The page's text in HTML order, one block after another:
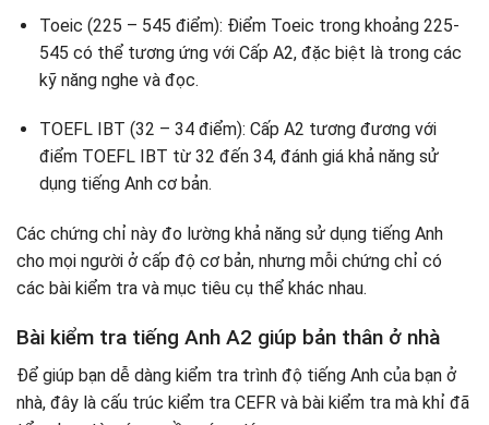
Toeic (225 – 545 điểm): Điểm Toeic trong khoảng 225-
545 có thể tương ứng với Cấp A2, đặc biệt là trong các
kỹ năng nghe và đọc.
TOEFL IBT (32 – 34 điểm): Cấp A2 tương đương với
điểm TOEFL IBT từ 32 đến 34, đánh giá khả năng sử
dụng tiếng Anh cơ bản.
Các chứng chỉ này đo lường khả năng sử dụng tiếng Anh
cho mọi người ở cấp độ cơ bản, nhưng mỗi chứng chỉ có
các bài kiểm tra và mục tiêu cụ thể khác nhau.
Bài kiểm tra tiếng Anh A2 giúp bản thân ở nhà
Để giúp bạn dễ dàng kiểm tra trình độ tiếng Anh của bạn ở
nhà, đây là cấu trúc kiểm tra CEFR và bài kiểm tra mà khỉ đã